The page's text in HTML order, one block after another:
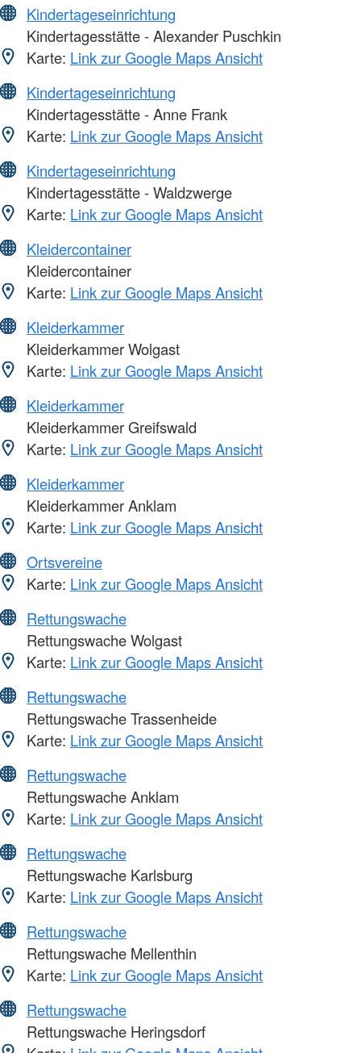
Kindertageseinrichtung
Kindertagesstätte - Alexander Puschkin
Karte: Link zur Google Maps Ansicht
Kindertageseinrichtung
Kindertagesstätte - Anne Frank
Karte: Link zur Google Maps Ansicht
Kindertageseinrichtung
Kindertagesstätte - Waldzwerge
Karte: Link zur Google Maps Ansicht
Kleidercontainer
Kleidercontainer
Karte: Link zur Google Maps Ansicht
Kleiderkammer
Kleiderkammer Wolgast
Karte: Link zur Google Maps Ansicht
Kleiderkammer
Kleiderkammer Greifswald
Karte: Link zur Google Maps Ansicht
Kleiderkammer
Kleiderkammer Anklam
Karte: Link zur Google Maps Ansicht
Ortsvereine
Karte: Link zur Google Maps Ansicht
Rettungswache
Rettungswache Wolgast
Karte: Link zur Google Maps Ansicht
Rettungswache
Rettungswache Trassenheide
Karte: Link zur Google Maps Ansicht
Rettungswache
Rettungswache Anklam
Karte: Link zur Google Maps Ansicht
Rettungswache
Rettungswache Karlsburg
Karte: Link zur Google Maps Ansicht
Rettungswache
Rettungswache Mellenthin
Karte: Link zur Google Maps Ansicht
Rettungswache
Rettungswache Heringsdorf